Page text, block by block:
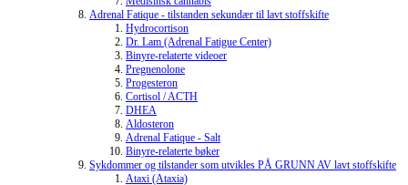
Adrenal Fatique - tilstanden sekundær til lavt stoffskifte
Hydrocortison
Dr. Lam (Adrenal Fatigue Center)
Binyre-relaterte videoer
Pregnenolone
Progesteron
Cortisol / ACTH
DHEA
Aldosteron
Adrenal Fatique - Salt
Binyre-relaterte bøker
Sykdommer og tilstander som utvikles PÅ GRUNN AV lavt stoffskifte
Ataxi (Ataxia)